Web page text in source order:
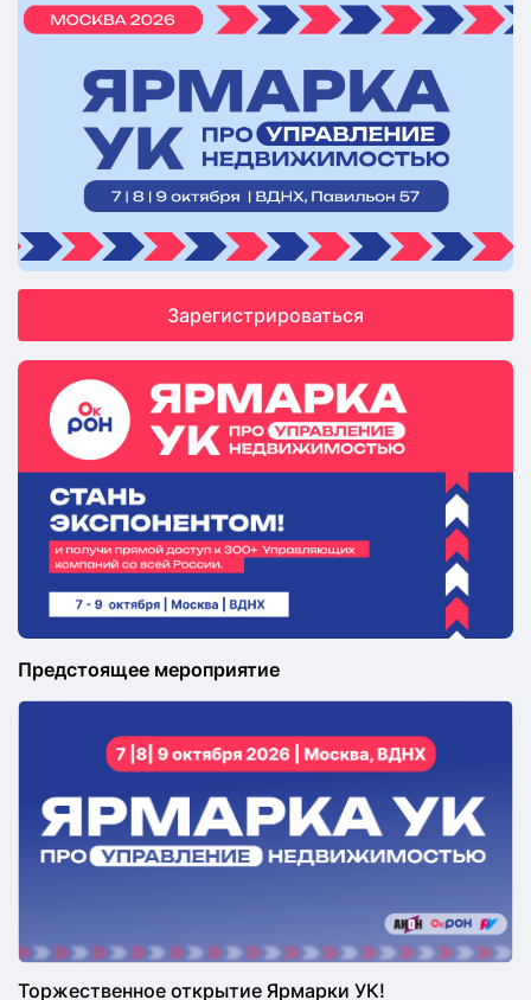
Зарегистрироваться
Предстоящее мероприятие
Торжественное открытие Ярмарки УК!